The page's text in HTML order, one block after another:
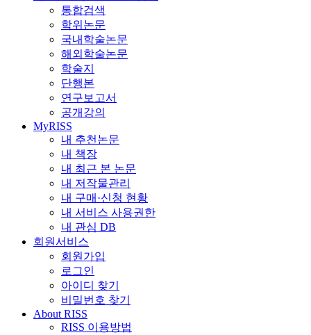
통합검색
학위논문
국내학술논문
해외학술논문
학술지
단행본
연구보고서
공개강의
MyRISS
내 추천논문
내 책장
내 최근 본 논문
내 저작물관리
내 구매·신청 현황
내 서비스 사용권한
내 관심 DB
회원서비스
회원가입
로그인
아이디 찾기
비밀번호 찾기
About RISS
RISS 이용방법